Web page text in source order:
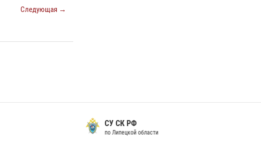
Следующая →
окончили курс служебной подготовки
24 июля 2026, 14:32 1